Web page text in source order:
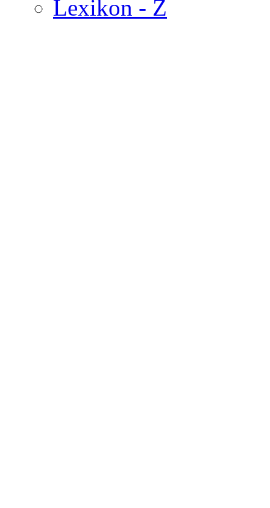
Lexikon - Z